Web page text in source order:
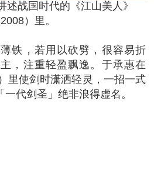
述战国时代的《江山美人》
2008）里。
铁，若用以砍劈，很容易折
，注重轻盈飘逸。于承惠在
里使剑时潇洒轻灵，一招一式
代剑圣」绝非浪得虚名。